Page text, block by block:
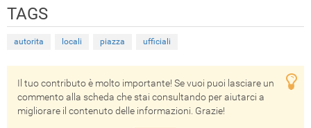
TAGS
autorita locali piazza ufficiali
Il tuo contributo è molto importante! Se vuoi puoi lasciare un
commento alla scheda che stai consultando per aiutarci a
migliorare il contenuto delle informazioni. Grazie!